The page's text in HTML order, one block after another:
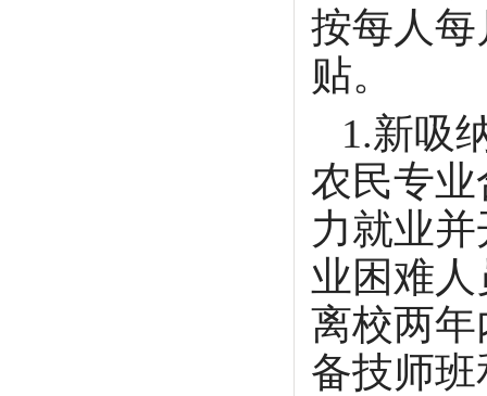
按每人
贴。
1.新吸
农民专
力就业
业困难
离校两
备技师